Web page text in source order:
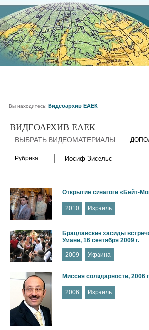
Вы находитесь: Видеоархив ЕАЕК
ВИДЕОАРХИВ ЕАЕК
ВЫБРАТЬ ВИДЕОМАТЕРИАЛЫ
Рубрика:
Открытие синагоги «Бейт-
2010 Израиль
Брацлавские хасиды
Умани, 16 сентября 2009 г.
2009 Украина
Миссия солидарности, 2006
2006 Израиль